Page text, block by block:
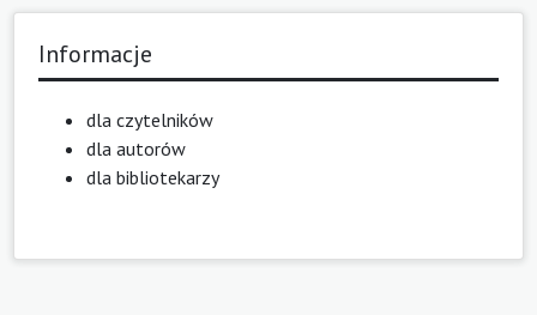
Informacje
dla czytelników
dla autorów
dla bibliotekarzy